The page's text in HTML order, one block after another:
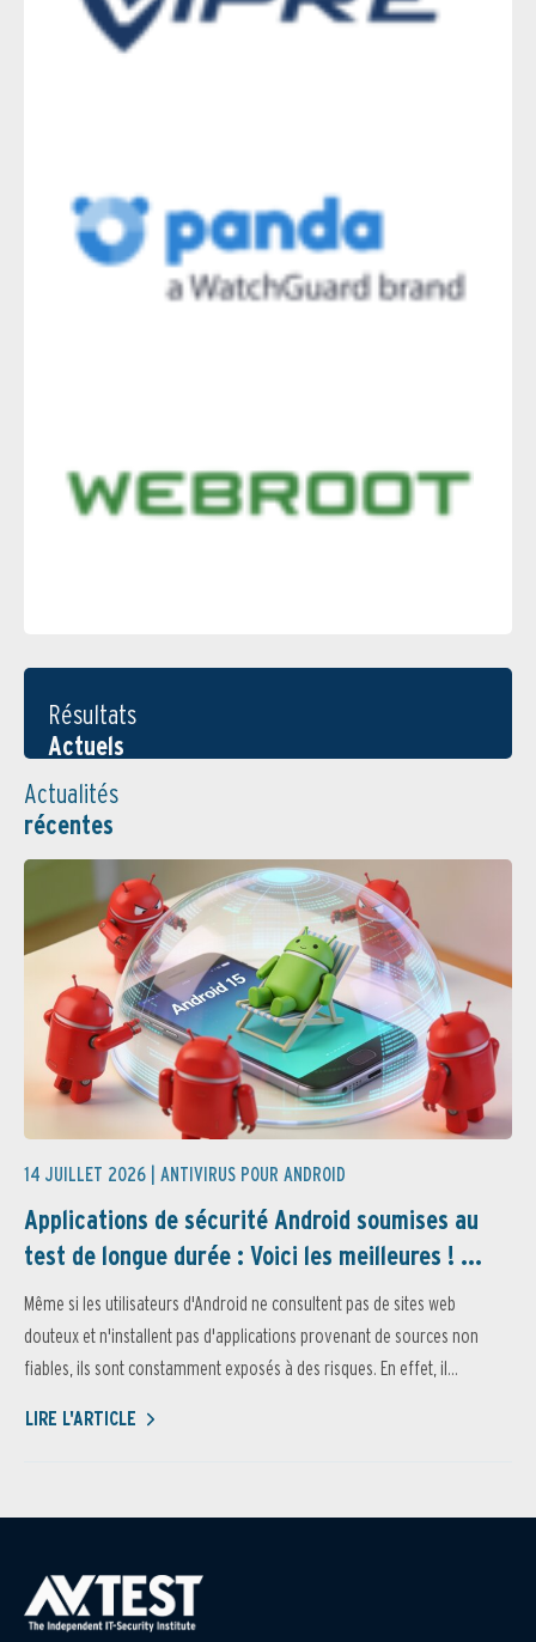
Résultats
Actuels
Actualités
récentes
14 JUILLET 2026 | ANTIVIRUS POUR ANDROID
Applications de sécurité Android soumises au
test de longue durée : Voici les meilleures ! ...
Même si les utilisateurs d'Android ne consultent pas de sites web
douteux et n'installent pas d'applications provenant de sources non
fiables, ils sont constamment exposés à des risques. En effet, il...
LIRE L'ARTICLE